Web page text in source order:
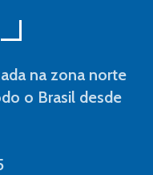
na zona norte
o Brasil desde